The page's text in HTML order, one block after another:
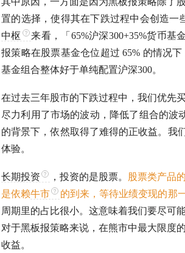
置的选择，使得其在下跌过程中会创造一
中枢
来看，「65%沪深300+35%货币基
报策略在股票基金仓位超过 65% 的情况
基金组合整体好于单纯配置沪深300。
在过去三年股市的下跌过程中，我们优先
尽力利用了市场的波动，降低了组合的波
的背景下，依然取得了难得的正收益。我
体验。
长期投资 ，投资的是股票。
股票类产品
是依赖牛市 的到来，等待业绩变现的那一
周期里的占比很小。这意味着我们要尽可
对于黑板报策略来说，在熊市中最大限度
收益。